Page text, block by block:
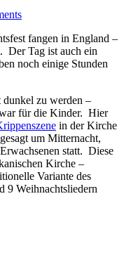
fangen in England –
Der Tag ist auch ein
noch einige Stunden
dunkel zu werden –
für die Kinder. Hier
in der Kirche
um Mitternacht,
statt. Diese
Kirche –
Variante des
9 Weihnachtsliedern